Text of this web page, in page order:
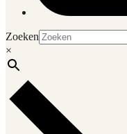
Zoeken
×